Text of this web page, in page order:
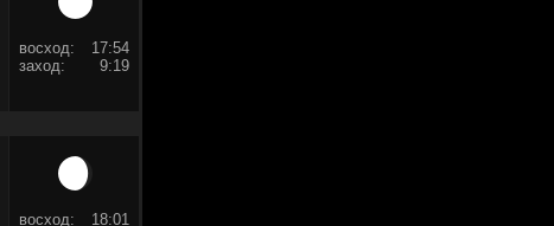
восход:
17:54
заход:
9:19
восход:
18:01